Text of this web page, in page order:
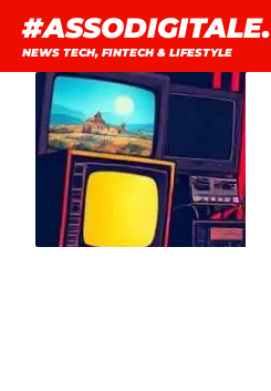
contenuto
#ASSODIGITALE.
NEWS TECH, FINTECH & LIFESTYLE